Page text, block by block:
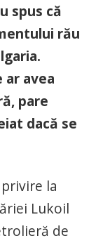
spus că
rău
ar avea
pare
dacă se
la
Lukoil
de